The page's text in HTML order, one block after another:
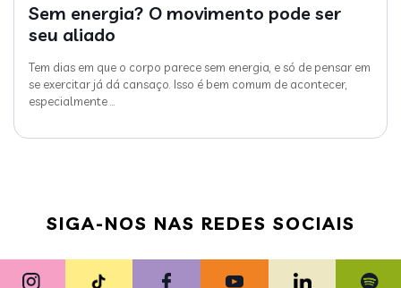
Sem energia? O movimento pode ser
seu aliado
Tem dias em que o corpo parece sem energia, e só de pensar em
se exercitar já dá cansaço. Isso é bem comum de acontecer,
especialmente
SIGA-NOS NAS REDES SOCIAIS